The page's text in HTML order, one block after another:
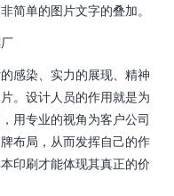
简单的图片文字的叠加。
感染、实力的展现、精神
。设计人员的作用就是为
用专业的视角为客户公司
布局，从而发挥自己的作
印刷才能体现其真正的价